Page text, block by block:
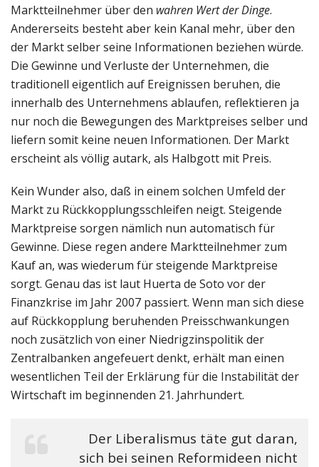
Marktteilnehmer über den wahren Wert der Dinge.
Andererseits besteht aber kein Kanal mehr, über den
der Markt selber seine Informationen beziehen würde.
Die Gewinne und Verluste der Unternehmen, die
traditionell eigentlich auf Ereignissen beruhen, die
innerhalb des Unternehmens ablaufen, reflektieren ja
nur noch die Bewegungen des Marktpreises selber und
liefern somit keine neuen Informationen. Der Markt
erscheint als völlig autark, als Halbgott mit Preis.
Kein Wunder also, daß in einem solchen Umfeld der
Markt zu Rückkopplungsschleifen neigt. Steigende
Marktpreise sorgen nämlich nun automatisch für
Gewinne. Diese regen andere Marktteilnehmer zum
Kauf an, was wiederum für steigende Marktpreise
sorgt. Genau das ist laut Huerta de Soto vor der
Finanzkrise im Jahr 2007 passiert. Wenn man sich diese
auf Rückkopplung beruhenden Preisschwankungen
noch zusätzlich von einer Niedrigzinspolitik der
Zentralbanken angefeuert denkt, erhält man einen
wesentlichen Teil der Erklärung für die Instabilität der
Wirtschaft im beginnenden 21. Jahrhundert.
Der Liberalismus täte gut daran,
sich bei seinen Reformideen nicht